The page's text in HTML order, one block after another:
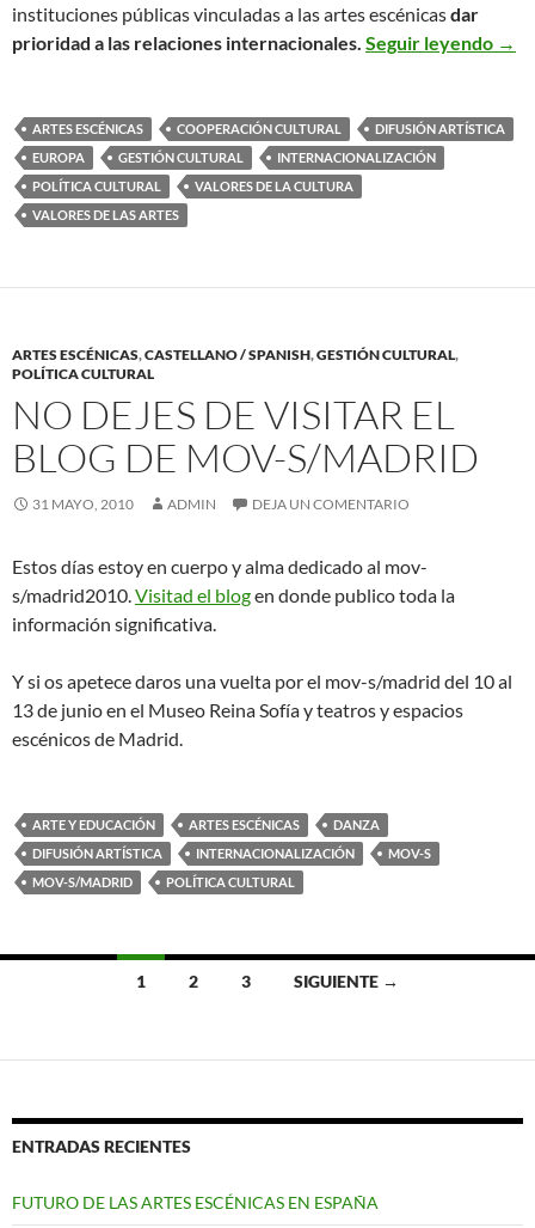
instituciones públicas vinculadas a las artes escénicasdar
prioridad a las relaciones internacionales. Seguir leyendo →
ARTES ESCÉNICAS COOPERACIÓN CULTURAL
DIFUSIÓN ARTÍSTICA
EUROPA
GESTIÓN CULTURAL
INTERNACIONALIZACIÓN
POLÍTICA CULTURAL
VALORES DE LA CULTURA
VALORES DE LAS ARTES
ARTES ESCÉNICAS,CASTELLANO / SPANISH,GESTIÓN CULTURAL,
POLÍTICA CULTURAL
NO DEJES DE VISITAR EL
BLOG DE MOV-S/MADRID
31 MAYO, 2010 ADMIN DEJA UN COMENTARIO
Estos días estoy en cuerpo y alma dedicado al mov-
s/madrid2010.Visitad el blogen donde publico toda la
información significativa.
Y si os apetece daros una vuelta por el mov-s/madrid del 10 al
13 de junio en el Museo Reina Sofía y teatros y espacios
escénicos de Madrid.
ARTE Y EDUCACIÓN ARTES ESCÉNICAS
DANZA
DIFUSIÓN ARTÍSTICA
INTERNACIONALIZACIÓN
MOV-S
MOV-S/MADRID
POLÍTICA CULTURAL
las
1 2 3 SIGUIENTE →
ENTRADAS RECIENTES
FUTURO DE LAS ARTES ESCÉNICAS EN ESPAÑA